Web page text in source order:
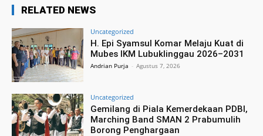
RELATED NEWS
Uncategorized
H. Epi Syamsul Komar Melaju Kuat di
Mubes IKM Lubuklinggau 2026–2031
Andrian Purja - Agustus 7, 2026
Uncategorized
Gemilang di Piala Kemerdekaan PDBI,
Marching Band SMAN 2 Prabumulih
Borong Penghargaan